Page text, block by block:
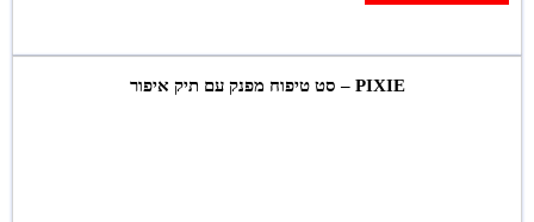
PIXIE – סט טיפוח מפנק עם תיק איפור